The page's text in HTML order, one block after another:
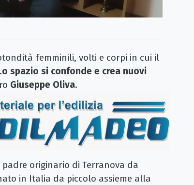
femminili, volti e corpi in cui il
spazio si confonde e crea nuovi
Giuseppe Oliva.
originario di Terranova da
in Italia da piccolo assieme alla